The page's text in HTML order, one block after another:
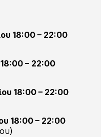
18:00 – 22:00
18:00 – 22:00
18:00 – 22:00
18:00 – 22:00